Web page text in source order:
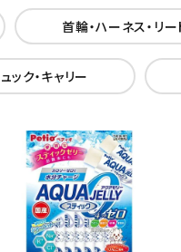
首輪・ハーネス・リー
ック・キャリー